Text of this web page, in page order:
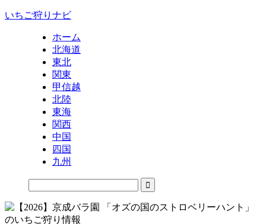
いちご狩りナビ
ホーム
北海道
東北
関東
甲信越
北陸
東海
関西
中国
四国
九州